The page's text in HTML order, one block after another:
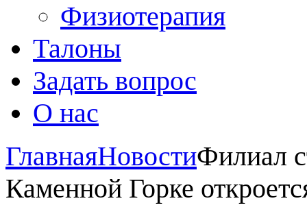
Физиотерапия
Талоны
Задать вопрос
О нас
ГлавнаяНовостиФилиал
Каменной Горке